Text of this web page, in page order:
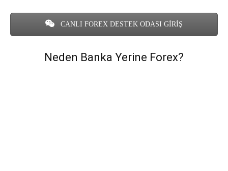
CANLI FOREX DESTEK ODASI GİRİŞ
Neden Banka Yerine Forex?